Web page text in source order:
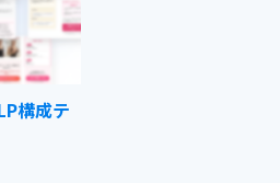
構成テ